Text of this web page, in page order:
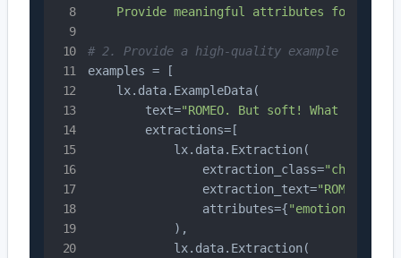
Provide meaningful attributes for each
# 2. Provide a high-quality example to
examples = [
    lx.data.ExampleData(
        text=
"ROMEO. But soft! What
        extractions=[
            lx.data.Extraction(
                extraction_class=
                extraction_text=
"ROMEO"
                attributes={
            ),
            lx.data.Extraction(